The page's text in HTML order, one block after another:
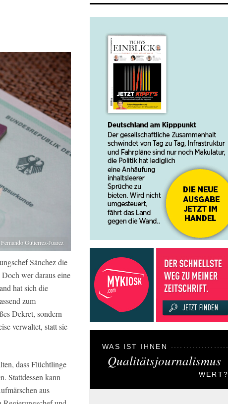
Gutierrez-Juarez
Sánchez die
wer daraus eine
hat sich die
zum
Dekret, sondern
verwaltet, statt sie
dass Flüchtlinge
Stattdessen kann
aus
WAS IST IHNEN
Qualitätsjournalismus
WERT?